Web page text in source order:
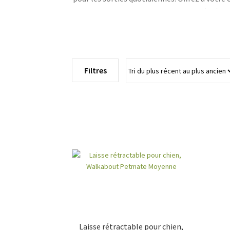
de
Filtres
Laisse rétractable pour chien,